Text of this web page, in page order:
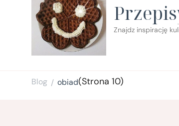
Znajdz inspirację
Blog / obiad(Strona 10)